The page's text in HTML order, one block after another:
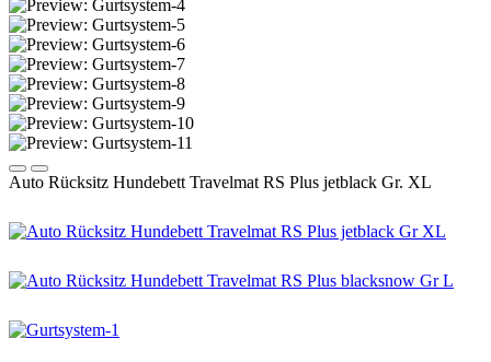
Auto Rücksitz Hundebett Travelmat RS Plus jetblack Gr. XL